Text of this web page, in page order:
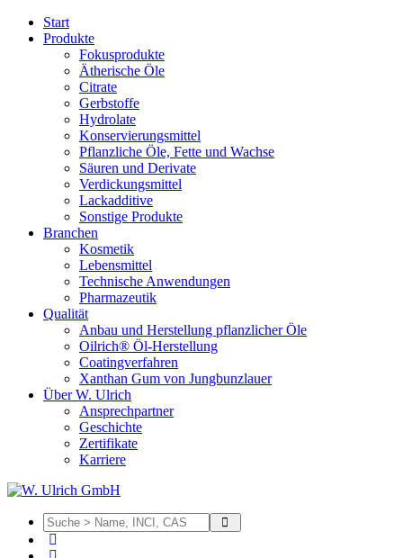
Start
Produkte
Fokusprodukte
Ätherische Öle
Citrate
Gerbstoffe
Hydrolate
Konservierungsmittel
Pflanzliche Öle, Fette und Wachse
Säuren und Derivate
Verdickungsmittel
Lackadditive
Sonstige Produkte
Branchen
Kosmetik
Lebensmittel
Technische Anwendungen
Pharmazeutik
Qualität
Anbau und Herstellung pflanzlicher Öle
Oilrich® Öl-Herstellung
Coatingverfahren
Xanthan Gum von Jungbunzlauer
Über W. Ulrich
Ansprechpartner
Geschichte
Zertifikate
Karriere